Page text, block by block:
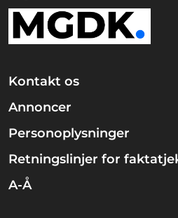
Kontakt os
Annoncer
Personoplysninger
Retningslinjer for
A-Å